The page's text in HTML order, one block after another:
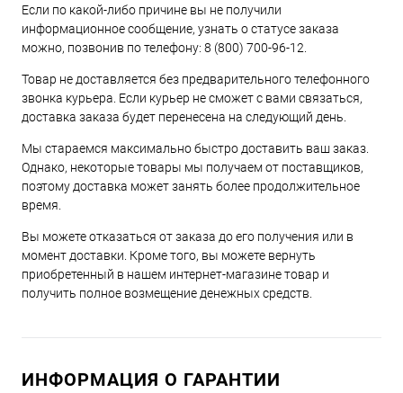
Если по какой-либо причине вы не получили
информационное сообщение, узнать о статусе заказа
можно, позвонив по телефону: 8 (800) 700-96-12.
Товар не доставляется без предварительного телефонного
звонка курьера. Если курьер не сможет с вами связаться,
доставка заказа будет перенесена на следующий день.
Мы стараемся максимально быстро доставить ваш заказ.
Однако, некоторые товары мы получаем от поставщиков,
поэтому доставка может занять более продолжительное
время.
Вы можете отказаться от заказа до его получения или в
момент доставки. Кроме того, вы можете вернуть
приобретенный в нашем интернет-магазине товар и
получить полное возмещение денежных средств.
ИНФОРМАЦИЯ О ГАРАНТИИ